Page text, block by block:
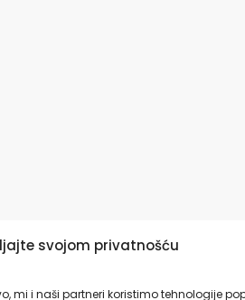
svojom privatnošću
mi i naši partneri koristimo tehnologije